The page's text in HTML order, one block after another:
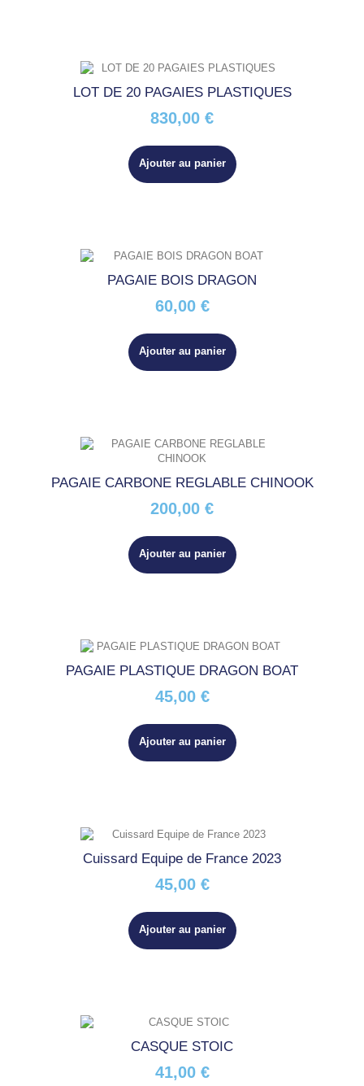
LOT DE 20 PAGAIES PLASTIQUES
830,00 €
Ajouter au panier
PAGAIE BOIS DRAGON
60,00 €
Ajouter au panier
PAGAIE CARBONE REGLABLE CHINOOK
200,00 €
Ajouter au panier
PAGAIE PLASTIQUE DRAGON BOAT
45,00 €
Ajouter au panier
Cuissard Equipe de France 2023
45,00 €
Ajouter au panier
CASQUE STOIC
41,00 €